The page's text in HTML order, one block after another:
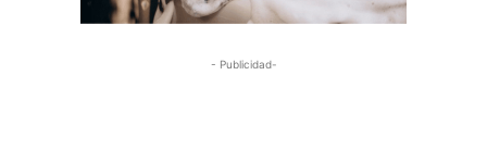
- Publicidad-